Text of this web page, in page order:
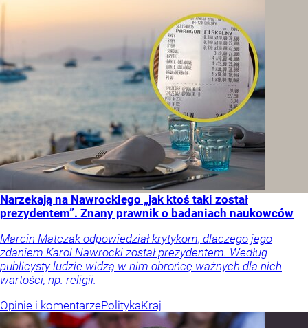
Narzekają na Nawrockiego „jak ktoś taki został
prezydentem”. Znany prawnik o badaniach naukowców
Marcin Matczak odpowiedział krytykom, dlaczego jego
zdaniem Karol Nawrocki został prezydentem. Według
publicysty ludzie widzą w nim obrońcę ważnych dla nich
wartości, np. religii.
Opinie i komentarzePolitykaKraj